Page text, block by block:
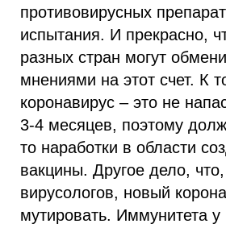
противовирусных
испытания. И прекрасно,
разных стран могут
мнениями на этот счет. К
коронавирус – это не
3-4 месяцев, поэтому
то наработки в области
вакцины. Другое дело,
вирусологов, новый
мутировать. Иммунитета у